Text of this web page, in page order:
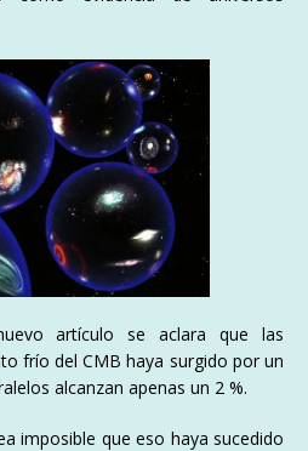
artículo se aclara que las
frío del CMB haya surgido por un
alcanzan apenas un 2 %.
imposible que eso haya sucedido